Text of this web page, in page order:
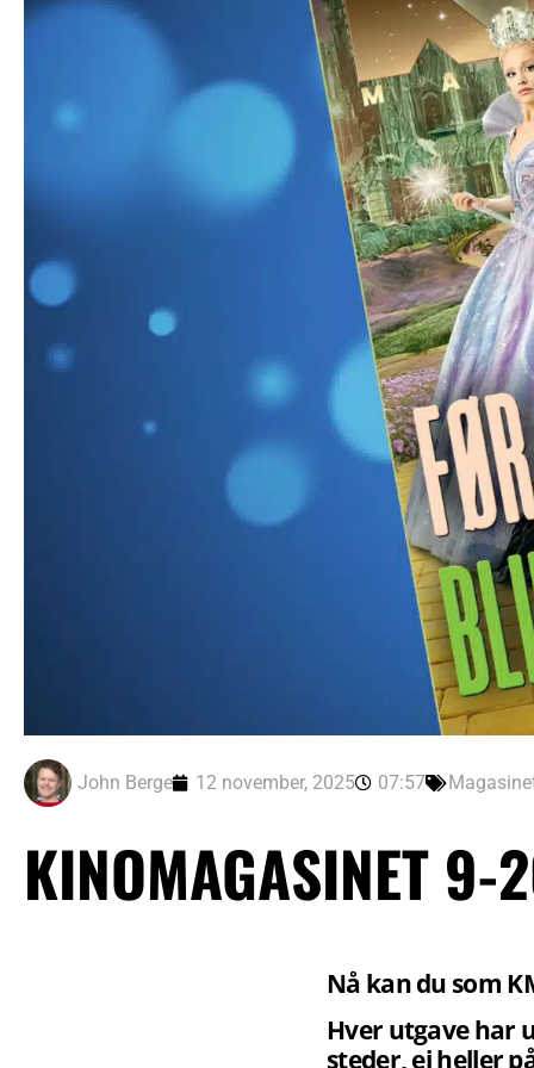
John Berge 12 november, 2025 07:57
KINOMAGASINET
Nå kan du som
Hver utgave har
steder, ei heller